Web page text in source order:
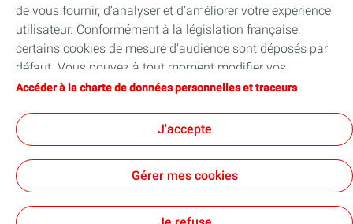
Nos partenaires
Collaborer avec TotalEnergies
Accessibilité
Conditions Générales d’Utilisation
Accessibilité : Partiellement conforme
de vous fournir, d’analyser et d’améliorer votre expérience
utilisateur. Conformément à la législation française,
certains cookies de mesure d'audience sont déposés par
défaut. Vous pouvez à tout moment modifier vos
paramètres de cookies en cliquant sur le bouton « Gérer
vous acceptez le dépôt de l’ensemble des cookies. Dans le
cas où vous cliquez sur « Je refuse », seuls les cookies
techniques nécessaires au bon fonctionnement du site
seront utilisés. Pour plus d’informations, vous pouvez
traceurs ».
Accéder à la charte de données personnelles et traceurs
J'accepte
Gérer mes cookies